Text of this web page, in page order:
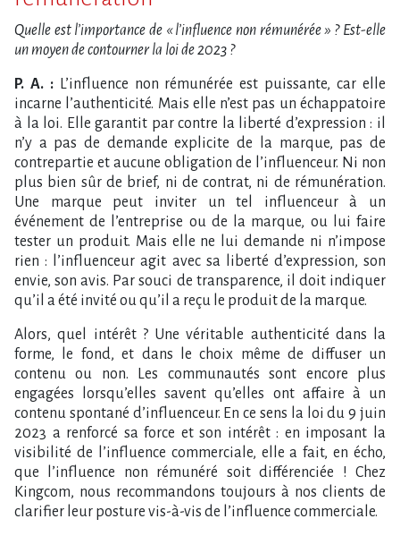
Quelle est l’importance de « l’influence non rémunérée » ? Est-elle
un moyen de contourner la loi de 2023 ?
P. A. : L’influence non rémunérée est puissante, car elle
incarne l’authenticité. Mais elle n’est pas un échappatoire
à la loi. Elle garantit par contre la liberté d’expression : il
n’y a pas de demande explicite de la marque, pas de
contrepartie et aucune obligation de l’influenceur. Ni non
plus bien sûr de brief, ni de contrat, ni de rémunération.
Une marque peut inviter un tel influenceur à un
événement de l’entreprise ou de la marque, ou lui faire
tester un produit. Mais elle ne lui demande ni n’impose
rien : l’influenceur agit avec sa liberté d’expression, son
envie, son avis. Par souci de transparence, il doit indiquer
qu’il a été invité ou qu’il a reçu le produit de la marque.
Alors, quel intérêt ? Une véritable authenticité dans la
forme, le fond, et dans le choix même de diffuser un
contenu ou non. Les communautés sont encore plus
engagées lorsqu’elles savent qu’elles ont affaire à un
contenu spontané d’influenceur. En ce sens la loi du 9 juin
2023 a renforcé sa force et son intérêt : en imposant la
visibilité de l’influence commerciale, elle a fait, en écho,
que l’influence non rémunéré soit différenciée ! Chez
Kingcom, nous recommandons toujours à nos clients de
clarifier leur posture vis-à-vis de l’influence commerciale.